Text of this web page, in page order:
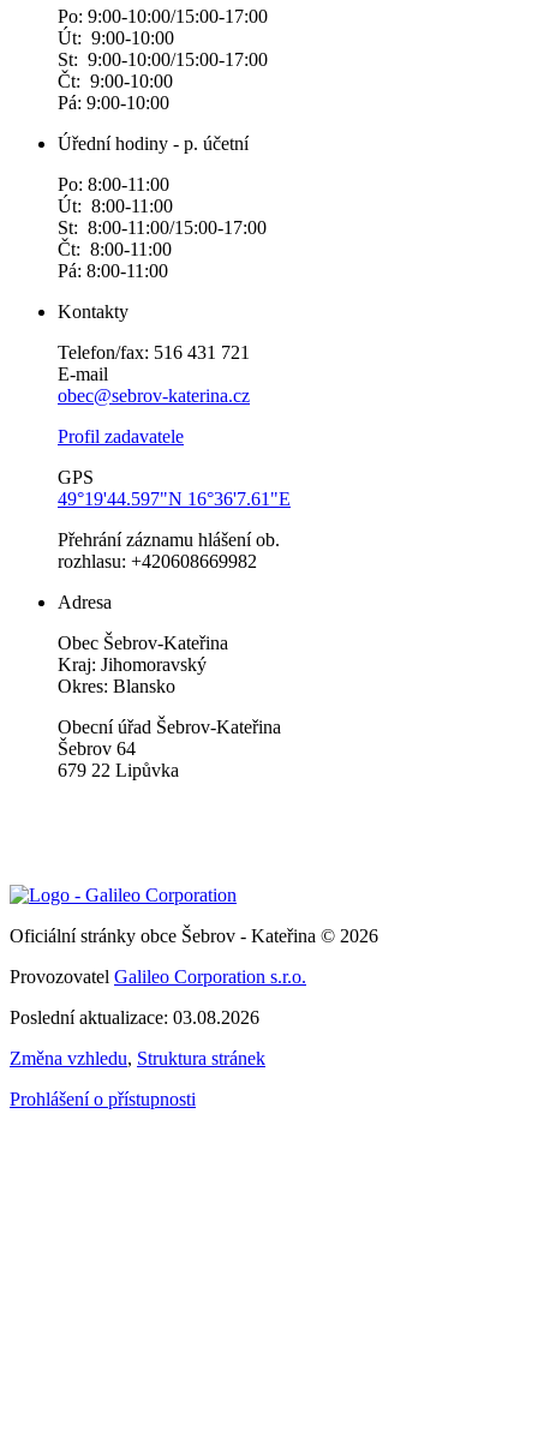
Po: 9:00-10:00/15:00-17:00
Út: 9:00-10:00
St: 9:00-10:00/15:00-17:00
Čt: 9:00-10:00
Pá: 9:00-10:00
Úřední hodiny - p. účetní
Po: 8:00-11:00
Út: 8:00-11:00
St: 8:00-11:00/15:00-17:00
Čt: 8:00-11:00
Pá: 8:00-11:00
Kontakty
Telefon/fax: 516 431 721
E-mail
obec@sebrov-katerina.cz
Profil zadavatele
GPS
49°19'44.597"N 16°36'7.61"E
Přehrání záznamu hlášení ob.
rozhlasu: +420608669982
Adresa
Obec Šebrov-Kateřina
Kraj: Jihomoravský
Okres: Blansko
Obecní úřad Šebrov-Kateřina
Šebrov 64
679 22 Lipůvka
Oficiální stránky obce Šebrov - Kateřina © 2026
Provozovatel Galileo Corporation s.r.o.
Poslední aktualizace: 03.08.2026
Změna vzhledu, Struktura stránek
Prohlášení o přístupnosti